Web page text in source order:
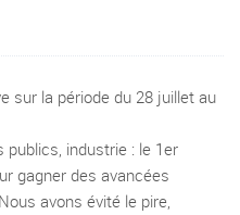
sur la période du 28 juillet au
industrie : le 1er
gagner des avancées
avons évité le pire,